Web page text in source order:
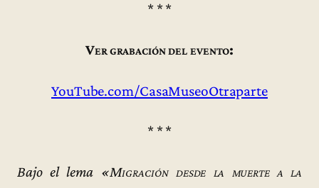
* * *
Ver grabación del evento:
YouTube.com/CasaMuseoOtraparte
* * *
Bajo el lema «Migración desde la muerte a la